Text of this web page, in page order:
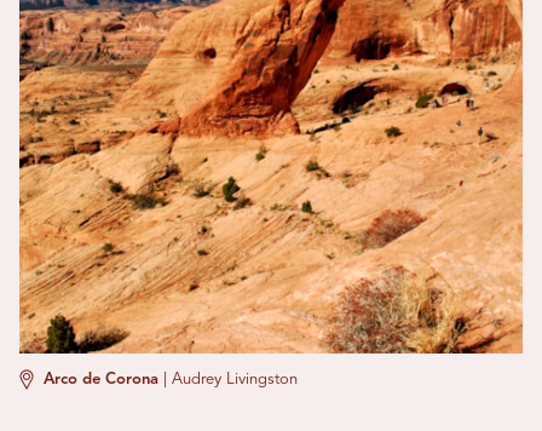
Arco de Corona Audrey Livingston